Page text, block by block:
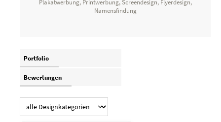
Plakatwerbung, Printwerbung, Screendesign, Flyerdesign,
Namensfindung
Portfolio
Bewertungen